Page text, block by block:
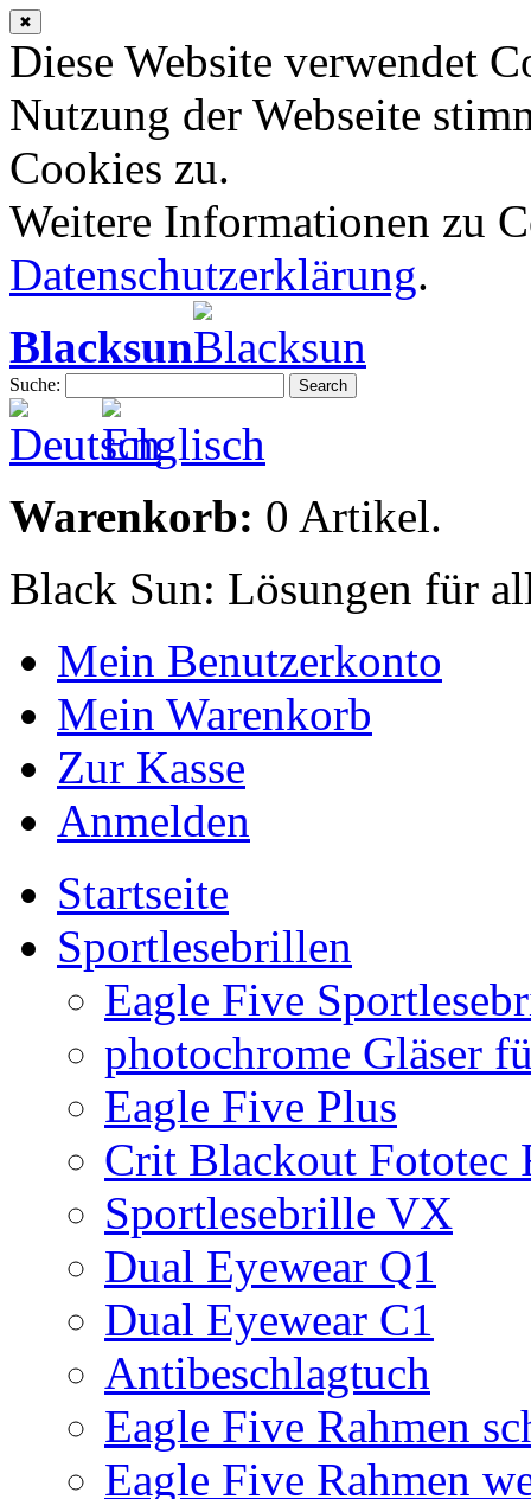
✖
Diese Website verwendet
Nutzung der Webseite
Cookies zu.
Weitere Informationen zu
Datenschutzerklärung.
Blacksun
Suche: Search
Warenkorb: 0 Artikel.
Black Sun: Lösungen für
Mein Benutzerkonto
Mein Warenkorb
Zur Kasse
Anmelden
Startseite
Sportlesebrillen
Eagle Five
photochrome Gläser
Eagle Five Plus
Crit Blackout Fototec
Sportlesebrille VX
Dual Eyewear Q1
Dual Eyewear C1
Antibeschlagtuch
Eagle Five Rahmen
Eagle Five Rahmen